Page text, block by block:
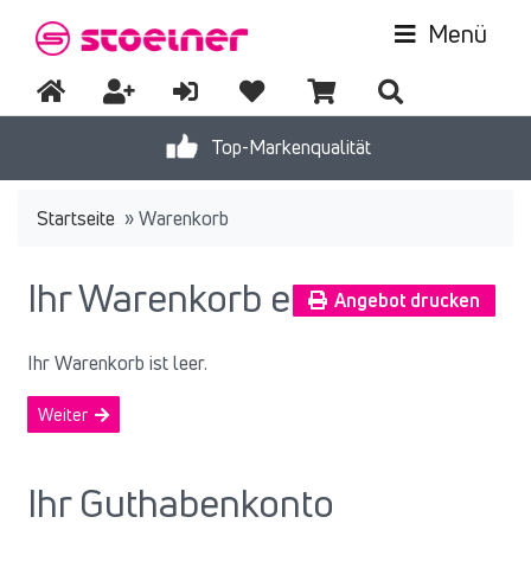
Top-Markenqualität
Menü
Startseite »Warenkorb
Ihr Warenkorb enthält:Angebot drucken
Ihr Warenkorb ist leer.
Weiter
Ihr Guthabenkonto